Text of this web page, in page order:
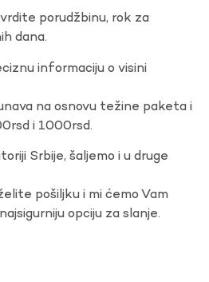
porudžbinu, rok za
dana.
informaciju o visini
na osnovu težine paketa i
i 1000rsd.
Srbije, šaljemo i u druge
pošiljku i mi ćemo Vam
opciju za slanje.